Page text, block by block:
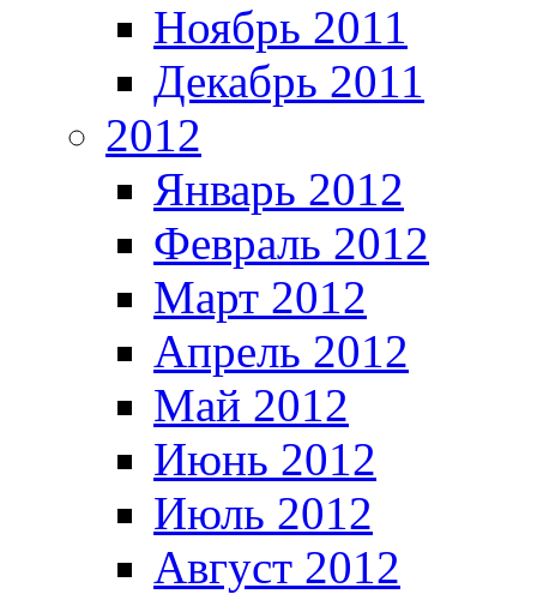
Ноябрь 2011
Декабрь 2011
2012
Январь 2012
Февраль 2012
Март 2012
Апрель 2012
Май 2012
Июнь 2012
Июль 2012
Август 2012